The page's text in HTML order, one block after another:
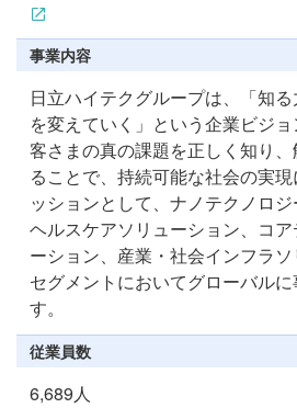
事業内容
日立ハイテクグループは、「知
を変えていく」という企業ビジ
客さまの真の課題を正しく知り
ることで、持続可能な社会の実
ッションとして、ナノテクノロジ
ヘルスケアソリューション、コ
ーション、産業・社会インフラ
セグメントにおいてグローバル
す。
従業員数
6,689人